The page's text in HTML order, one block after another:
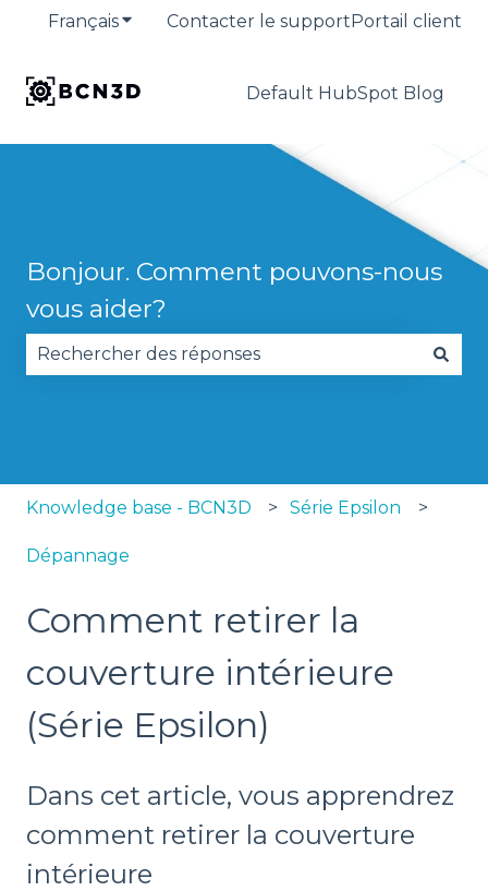
FrançaisAfficher le sous-menu pour les
Contacter le supportPortail client
Default HubSpot Blog
Bonjour. Comment pouvons-nous
vous aider?
Knowledge base - BCN3D Série Epsilon
Dépannage
Comment retirer la
couverture intérieure
(Série Epsilon)
Dans cet article, vous apprendrez
comment retirer la couverture
intérieure